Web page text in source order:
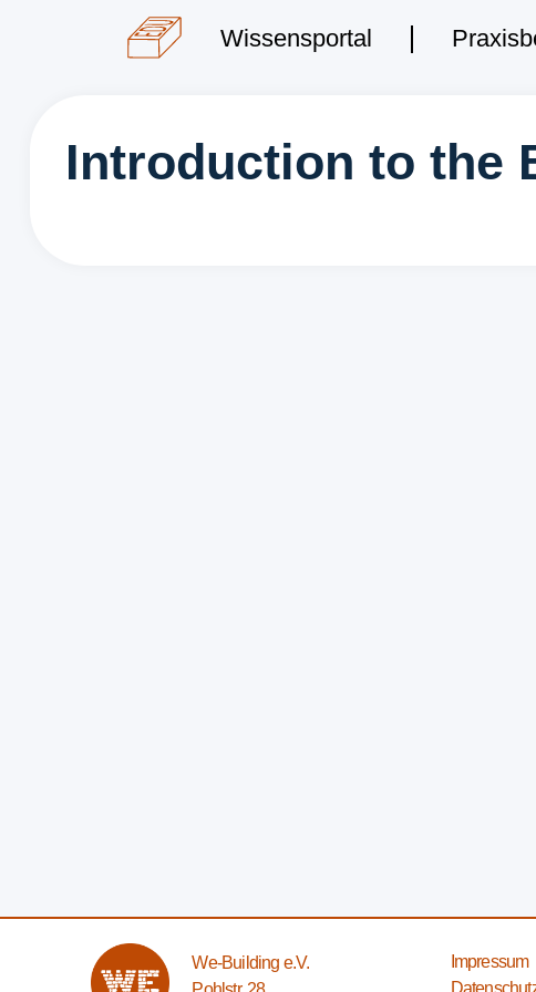
Wissensportal
Wissensportal
Introduction to the
We-Building e.V.
Impressum